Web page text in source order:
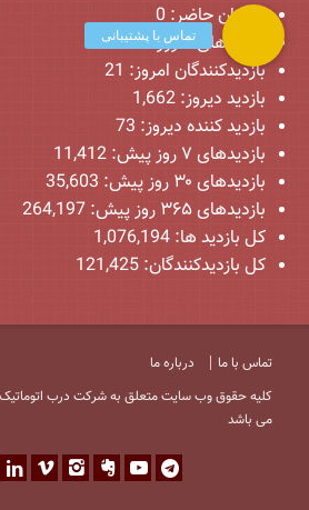
کاربران حاضر:0
بازدیدهای امروز:444
بازدیدکنندگان امروز: 21
بازدید دیروز:1,662
بازدید کننده دیروز: 73
بازدیدهای ۷ روز پیش:
11,412
بازدیدهای ۳۰ روز پیش:
35,603
بازدیدهای ۳۶۵ روز پیش:
264,197
کل بازدید ها:1,076,194
کل بازدیدکنند‌گان:121,425
درباره ما
تماس با ما
می باشد